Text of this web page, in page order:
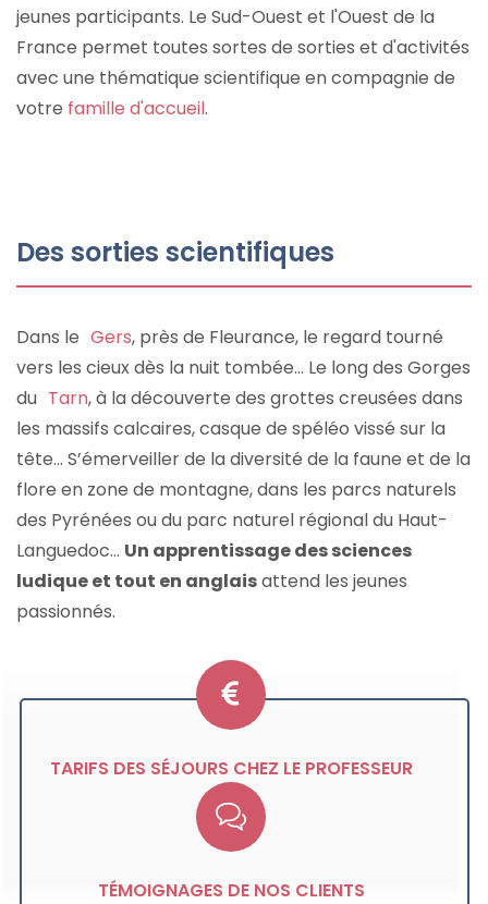
jeunes participants. Le Sud-Ouest et l'Ouest de la
France permet toutes sortes de sorties et d'activités
avec une thématique scientifique en compagnie de
votre famille d'accueil.
Des sorties scientifiques
Dans le Gers, près de Fleurance, le regard tourné
vers les cieux dès la nuit tombée... Le long des Gorges
du Tarn, à la découverte des grottes creusées dans
les massifs calcaires, casque de spéléo vissé sur la
tête... S’émerveiller de la diversité de la faune et de la
flore en zone de montagne, dans les parcs naturels
des Pyrénées ou du parc naturel régional du Haut-
Languedoc... Un apprentissage des sciences
ludique et tout en anglaisattend les jeunes
passionnés.
TARIFS DES SÉJOURS CHEZ LE PROFESSEUR
TÉMOIGNAGES DE NOS CLIENTS